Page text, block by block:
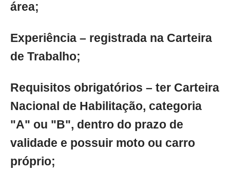
área;
Experiência – registrada na Carteira
de Trabalho;
Requisitos obrigatórios – ter Carteira
Nacional de Habilitação, categoria
"A" ou "B", dentro do prazo de
validade e possuir moto ou carro
próprio;